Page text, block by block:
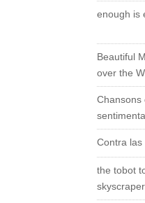
enough is
Beautiful
over the
Chansons
Contra las
the tobot
skyscraper